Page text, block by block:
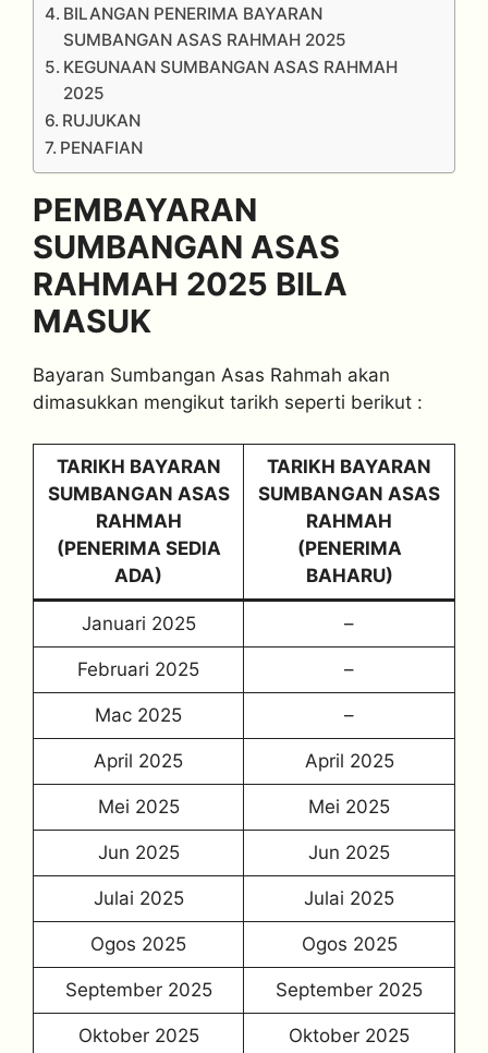
BILANGAN PENERIMA BAYARAN
SUMBANGAN ASAS RAHMAH 2025
KEGUNAAN SUMBANGAN ASAS RAHMAH
2025
RUJUKAN
PENAFIAN
PEMBAYARAN
SUMBANGAN ASAS
RAHMAH 2025 BILA
MASUK
Bayaran Sumbangan Asas Rahmah akan
dimasukkan mengikut tarikh seperti berikut :
TARIKH BAYARAN
SUMBANGAN ASAS
RAHMAH
(PENERIMA SEDIA
ADA)
TARIKH BAYARAN
SUMBANGAN ASAS
RAHMAH
(PENERIMA
BAHARU)
Januari 2025 –
Februari 2025 –
Mac 2025 –
April 2025 April 2025
Mei 2025 Mei 2025
Jun 2025 Jun 2025
Julai 2025 Julai 2025
Ogos 2025 Ogos 2025
September 2025 September 2025
Oktober 2025 Oktober 2025